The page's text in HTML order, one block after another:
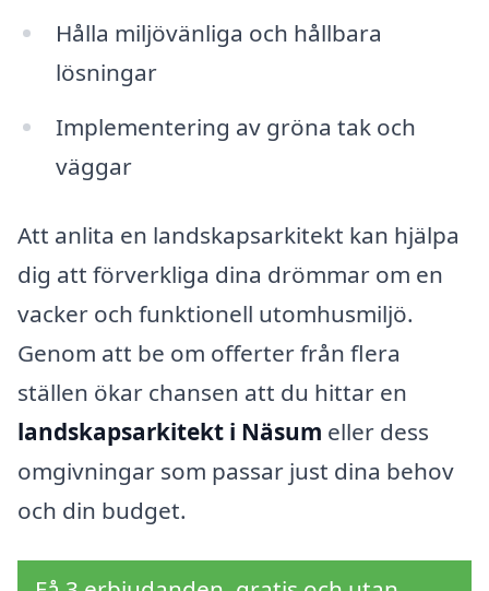
Hålla miljövänliga och hållbara
lösningar
Implementering av gröna tak och
väggar
Att anlita en landskapsarkitekt kan hjälpa
dig att förverkliga dina drömmar om en
vacker och funktionell utomhusmiljö.
Genom att be om offerter från flera
ställen ökar chansen att du hittar en
landskapsarkitekt i Näsum eller dess
omgivningar som passar just dina behov
och din budget.